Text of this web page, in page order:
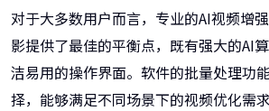
对于大多数用户而言，专业的AI视频增
影提供了最佳的平衡点，既有强大的AI
洁易用的操作界面。软件的批量处理功
择，能够满足不同场景下的视频优化需求